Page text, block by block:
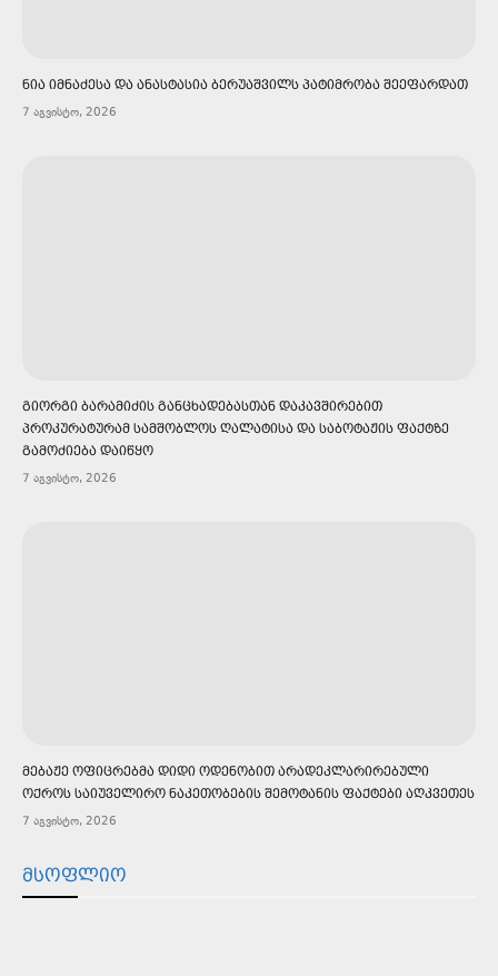
ᲜᲘᲐ ᲘᲛᲜᲐᲫᲔᲡᲐ ᲓᲐ ᲐᲜᲐᲡᲢᲐᲡᲘᲐ ᲑᲔᲠᲣᲐᲨᲕᲘᲚᲡ ᲞᲐᲢᲘᲛᲠᲝᲑᲐ ᲨᲔᲔᲤᲐᲠᲓᲐᲗ
7 აგვისტო, 2026
ᲒᲘᲝᲠᲒᲘ ᲑᲐᲠᲐᲛᲘᲫᲘᲡ ᲒᲐᲜᲪᲮᲐᲓᲔᲑᲐᲡᲗᲐᲜ ᲓᲐᲙᲐᲕᲨᲘᲠᲔᲑᲘᲗ
ᲞᲠᲝᲙᲣᲠᲐᲢᲣᲠᲐᲛ ᲡᲐᲛᲨᲝᲑᲚᲝᲡ ᲦᲐᲚᲐᲢᲘᲡᲐ ᲓᲐ ᲡᲐᲑᲝᲢᲐᲟᲘᲡ ᲤᲐᲥᲢᲖᲔ
ᲒᲐᲛᲝᲫᲘᲔᲑᲐ ᲓᲐᲘᲬᲧᲝ
7 აგვისტო, 2026
ᲛᲔᲑᲐᲟᲔ ᲝᲤᲘᲪᲠᲔᲑᲛᲐ ᲓᲘᲓᲘ ᲝᲓᲔᲜᲝᲑᲘᲗ ᲐᲠᲐᲓᲔᲙᲚᲐᲠᲘᲠᲔᲑᲣᲚᲘ
ᲝᲥᲠᲝᲡ ᲡᲐᲘᲣᲕᲔᲚᲘᲠᲝ ᲜᲐᲙᲔᲗᲝᲑᲔᲑᲘᲡ ᲨᲔᲛᲝᲢᲐᲜᲘᲡ ᲤᲐᲥᲢᲔᲑᲘ ᲐᲦᲙᲕᲔᲗᲔᲡ
7 აგვისტო, 2026
ᲛᲡᲝᲤᲚᲘᲝ